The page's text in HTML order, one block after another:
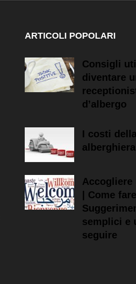
ARTICOLI POPOLARI
Consigli
diventare
d’albergo
I costi
alberghiera
Accogliere
| Come
semplici e
seguire